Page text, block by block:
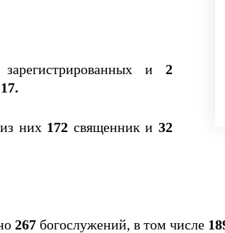
зарегистрированных и2
17.
них 172 священник и32
267 богослужений, в том числе